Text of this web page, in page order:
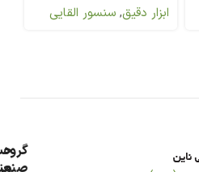
ابزار دقیق, سنسور القایی
گروه